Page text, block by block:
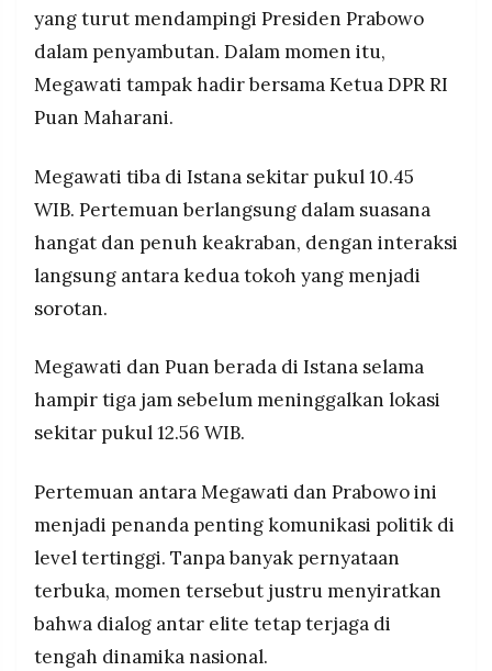
©
Resolusi.co
-
2026
PT.
yang turut mendampingi Presiden Prabowo
dalam penyambutan. Dalam momen itu,
Megawati tampak hadir bersama Ketua DPR RI
Puan Maharani.
Megawati tiba di Istana sekitar pukul 10.45
WIB. Pertemuan berlangsung dalam suasana
hangat dan penuh keakraban, dengan interaksi
langsung antara kedua tokoh yang menjadi
sorotan.
Megawati dan Puan berada di Istana selama
hampir tiga jam sebelum meninggalkan lokasi
sekitar pukul 12.56 WIB.
Pertemuan antara Megawati dan Prabowo ini
menjadi penanda penting komunikasi politik di
level tertinggi. Tanpa banyak pernyataan
terbuka, momen tersebut justru menyiratkan
bahwa dialog antar elite tetap terjaga di
tengah dinamika nasional.